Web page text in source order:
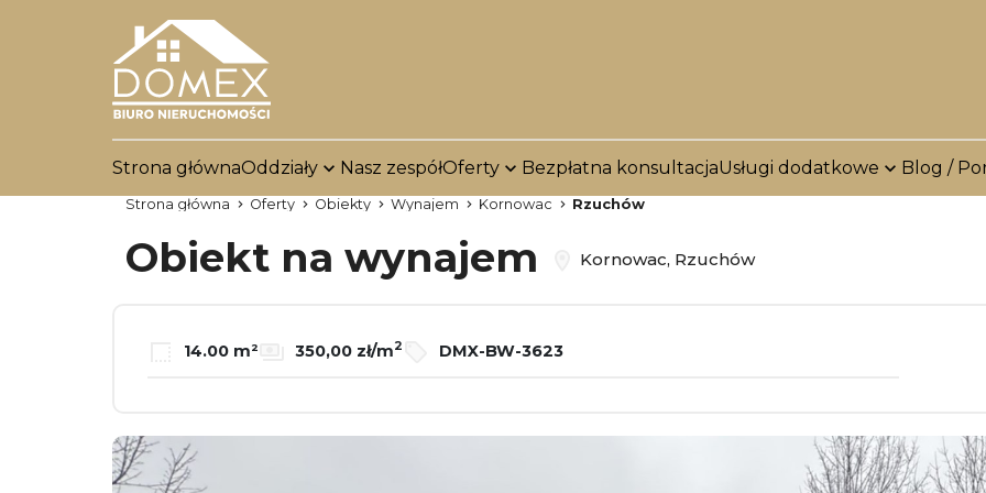
Strona głównaOddziały Nasz zespółOferty Bezpłatna konsultacjaUsługi dodatkowe Blog /
Strona główna Oferty Obiekty Wynajem Kornowac Rzuchów
Obiekt na wynajem Kornowac, Rzuchów
14.00 m² 350,00 zł/m2 DMX-BW-3623